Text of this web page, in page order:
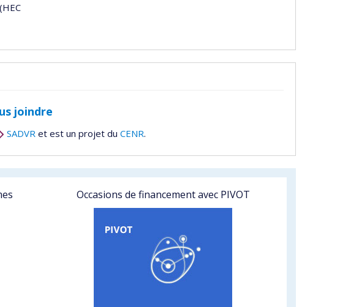
joindre
SADVR et est un projet du CENR.
Occasions de financement avec PIVOT